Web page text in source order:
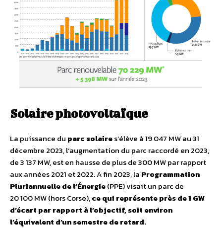
Solaire photovoltaïque
La puissance du parc solaires’élève à 19 047 MW au 31
décembre 2023, l’augmentation du parc raccordé en 2023,
de 3 137 MW, est en hausse de plus de 300 MW par rapport
aux années 2021 et 2022. A fin 2023, la Programmation
Pluriannuelle de l’Énergie(PPE) visait un parc de
20 100 MW (hors Corse),ce qui représente près de 1 GW
d’écart par rapport à l’objectif, soit environ
l’équivalent d’unsemestre de retard.